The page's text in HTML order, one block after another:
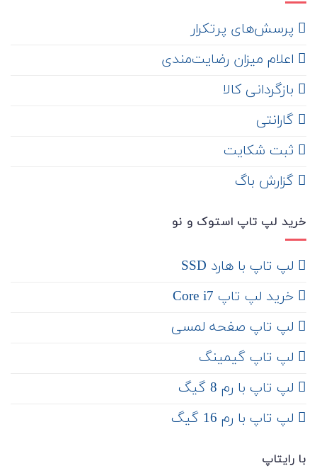
‌ پرسش‌های پرتکرار
اعلام میزان رضایت‌مندی
‌ بازگردانی کالا
گارانتی
ثبت شکایت
‌ گزارش باگ
خرید لپ تاپ استوک و نو
لپ تاپ با هارد SSD
خرید لپ تاپ Core i7
لپ تاپ صفحه لمسی
لپ تاپ گیمینگ
لپ تاپ با رم 8 گیگ
لپ تاپ با رم 16 گیگ
با رایتاپ